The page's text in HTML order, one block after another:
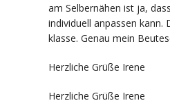
am Selbernähen ist ja,
individuell anpassen kann.
klasse. Genau mein
Herzliche Grüße Irene
Herzliche Grüße Irene